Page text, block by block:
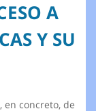
A
Y SU
concreto, de